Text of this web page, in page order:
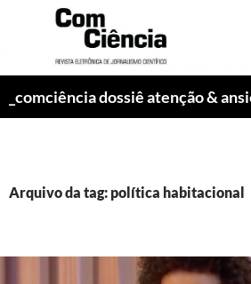
_comciência dossiê atenção &
Arquivo da tag: política habitacional